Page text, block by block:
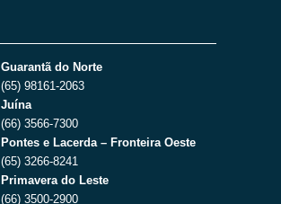
Guarantã do Norte
(65) 98161-2063
Juína
(66) 3566-7300
Pontes e Lacerda – Fronteira Oeste
(65) 3266-8241
Primavera do Leste
(66) 3500-2900